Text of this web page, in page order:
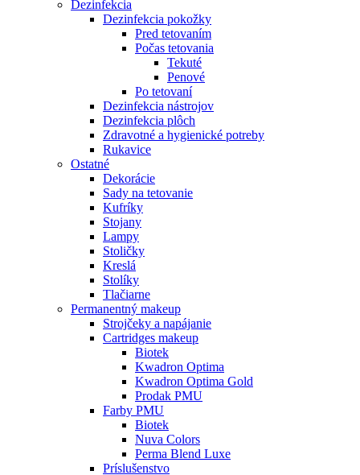
Dezinfekcia
Dezinfekcia pokožky
Pred tetovaním
Počas tetovania
Tekuté
Penové
Po tetovaní
Dezinfekcia nástrojov
Dezinfekcia plôch
Zdravotné a hygienické potreby
Rukavice
Ostatné
Dekorácie
Sady na tetovanie
Kufríky
Stojany
Lampy
Stoličky
Kreslá
Stolíky
Tlačiarne
Permanentný makeup
Strojčeky a napájanie
Cartridges makeup
Biotek
Kwadron Optima
Kwadron Optima Gold
Prodak PMU
Farby PMU
Biotek
Nuva Colors
Perma Blend Luxe
Príslušenstvo